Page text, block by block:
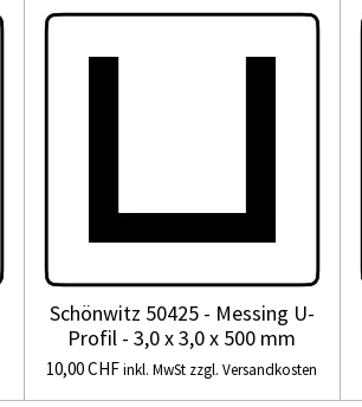
Schönwitz 50425 - Messing U-
Profil - 3,0 x 3,0 x 500 mm
10,00 CHFinkl. MwSt zzgl. Versandkosten